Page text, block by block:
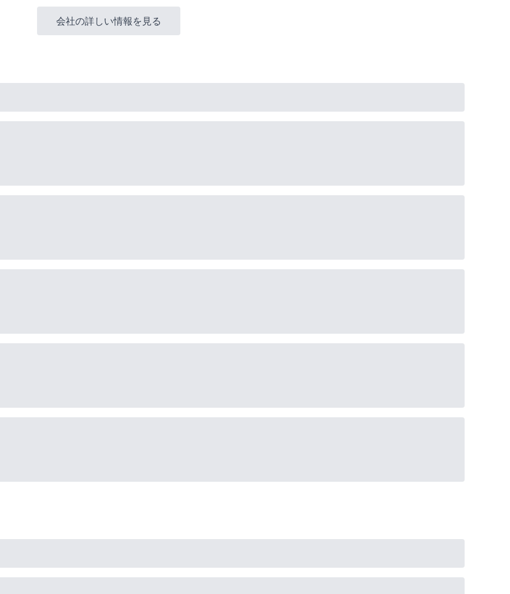
会社の詳しい情報を見る